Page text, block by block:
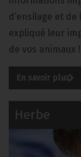
d’ensilage et
expliqué leur
de vos animaux !
En savoir plus
Herbe